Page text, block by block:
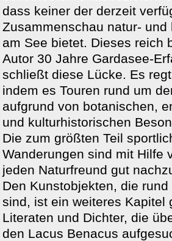
dass keiner der derzeit
Zusammenschau natur-
am See bietet. Dieses reich
Autor 30 Jahre Gardasee-
schließt diese Lücke. Es
indem es Touren rund um
aufgrund von botanischen,
und kulturhistorischen
Die zum größten Teil
Wanderungen sind mit Hilfe
jeden Naturfreund gut
Den Kunstobjekten, die
sind, ist ein weiteres Kapitel
Literaten und Dichter, die
den Lacus Benacus